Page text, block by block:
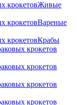
Живые
Вареные
Крабы